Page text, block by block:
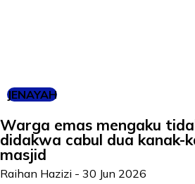
JENAYAH
Warga emas mengaku
didakwa cabul dua kanak-
masjid
Raihan Hazizi - 30 Jun 2026